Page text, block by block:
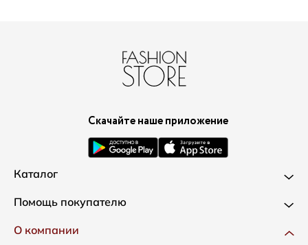
Скачайте наше приложение
Каталог
Новинки
Одежда
Помощь покупателю
Доставка и оплата
О компании